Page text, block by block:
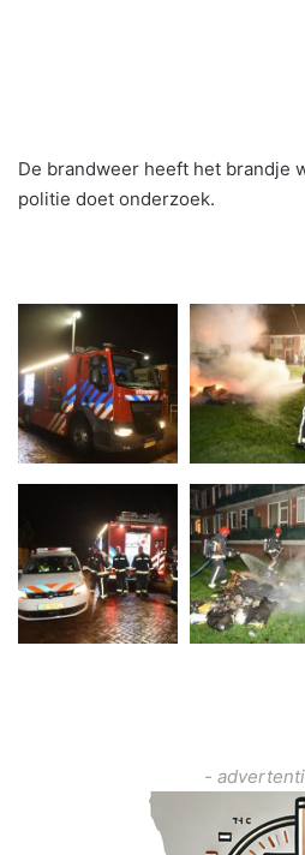
De brandweer heeft het brandje
politie doet onderzoek.
-